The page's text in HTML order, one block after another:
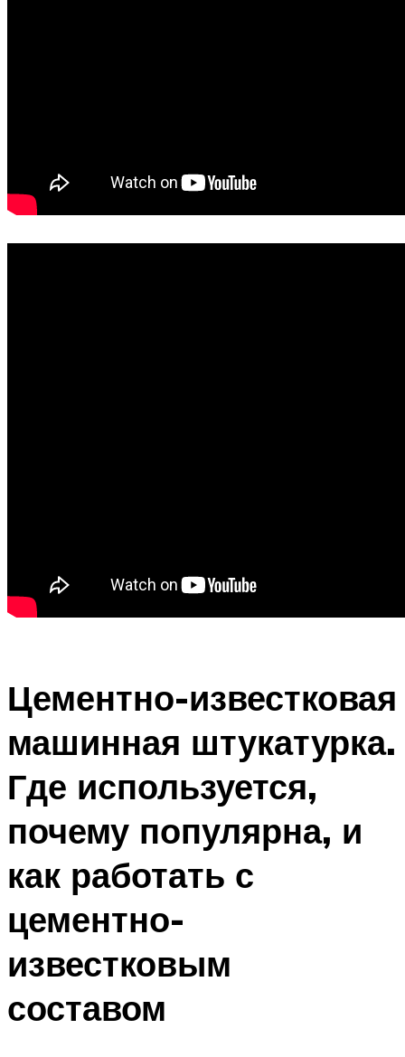
Цементно-известковая
машинная штукатурка.
Где используется,
почему популярна, и
как работать с
цементно-
известковым
составом